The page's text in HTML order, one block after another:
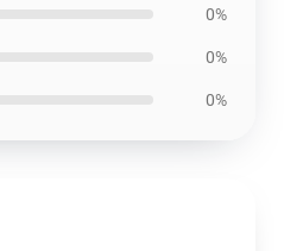
0%
0%
0%